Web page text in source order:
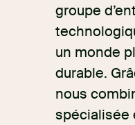
groupe
un monde
durable.
nous
spécialisée